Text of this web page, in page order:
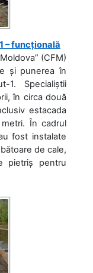
– funcțională
(CFM)
și punerea în
1. Specialiștii
în circa două
estacada
În cadrul
fost instalate
de cale,
pietriș pentru